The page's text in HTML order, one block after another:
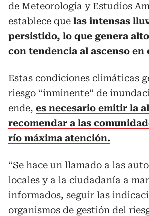
de Meteorología y Estudios
establece que las intensas
persistido, lo que genera
con tendencia al ascenso en
Estas condiciones climáticas
riesgo “inminente” de
ende, es necesario emitir la
recomendar a las
río máxima atención.
“Se hace un llamado a las
locales y a la ciudadanía a
informados, seguir las
organismos de gestión del